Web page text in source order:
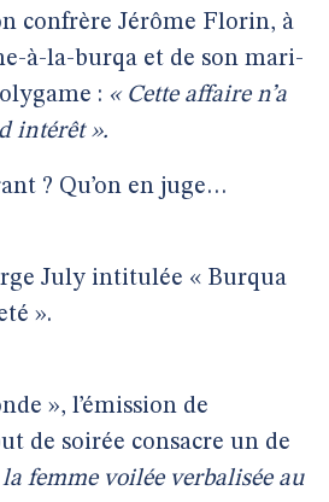
confrère Jérôme Florin, à
à-la-burqa et de son mari-
: « Cette affaire n’a
intérêt ».
? Qu’on en juge…
July intitulée « Burqua
».
», l’émission de
de soirée consacre un de
la femme voilée verbalisée au